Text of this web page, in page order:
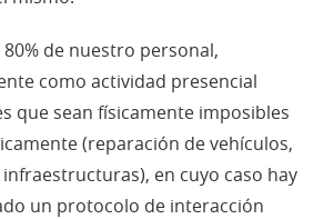
de nuestro personal,
como actividad presencial
que sean físicamente imposibles
(reparación de vehículos,
en cuyo caso hay
un protocolo de interacción